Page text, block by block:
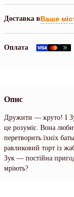
Доставка вВаше
Оплата
Опис
Дружити — круто! І
це розуміє. Вона
перетворить їхніх
равликовий торт із
Зук — постійна
мріють?